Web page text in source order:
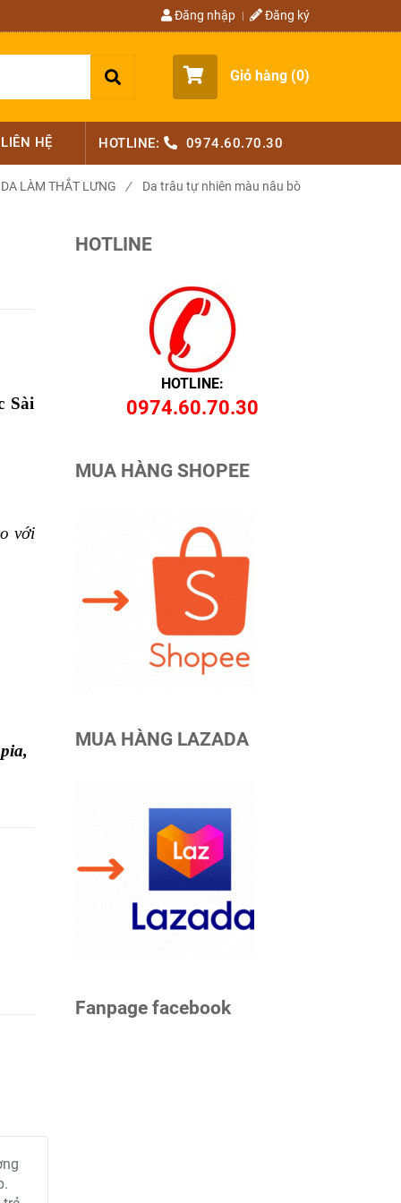
Đăng nhập Đăng ký
Giỏ hàng (0)
LIÊN HỆ HOTLINE: 0974.60.70.30
DA LÀM THẮT LƯNG / Da trâu tự nhiên màu nâu bò
Sài
với
HOTLINE
HOTLINE:
0974.60.70.30
MUA HÀNG SHOPEE
MUA HÀNG LAZADA
Fanpage facebook